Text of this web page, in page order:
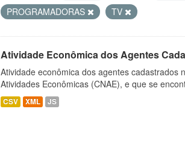
PROGRAMADORAS
TV
Atividade Econômica dos Agentes
Atividade econômica dos agentes cadastrados
Atividades Econômicas (CNAE), e que se
CSV XML JS